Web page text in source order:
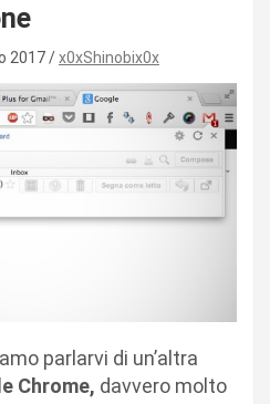
2017 x0xShinobix0x
parlarvi di un’altra
Chrome, davvero molto